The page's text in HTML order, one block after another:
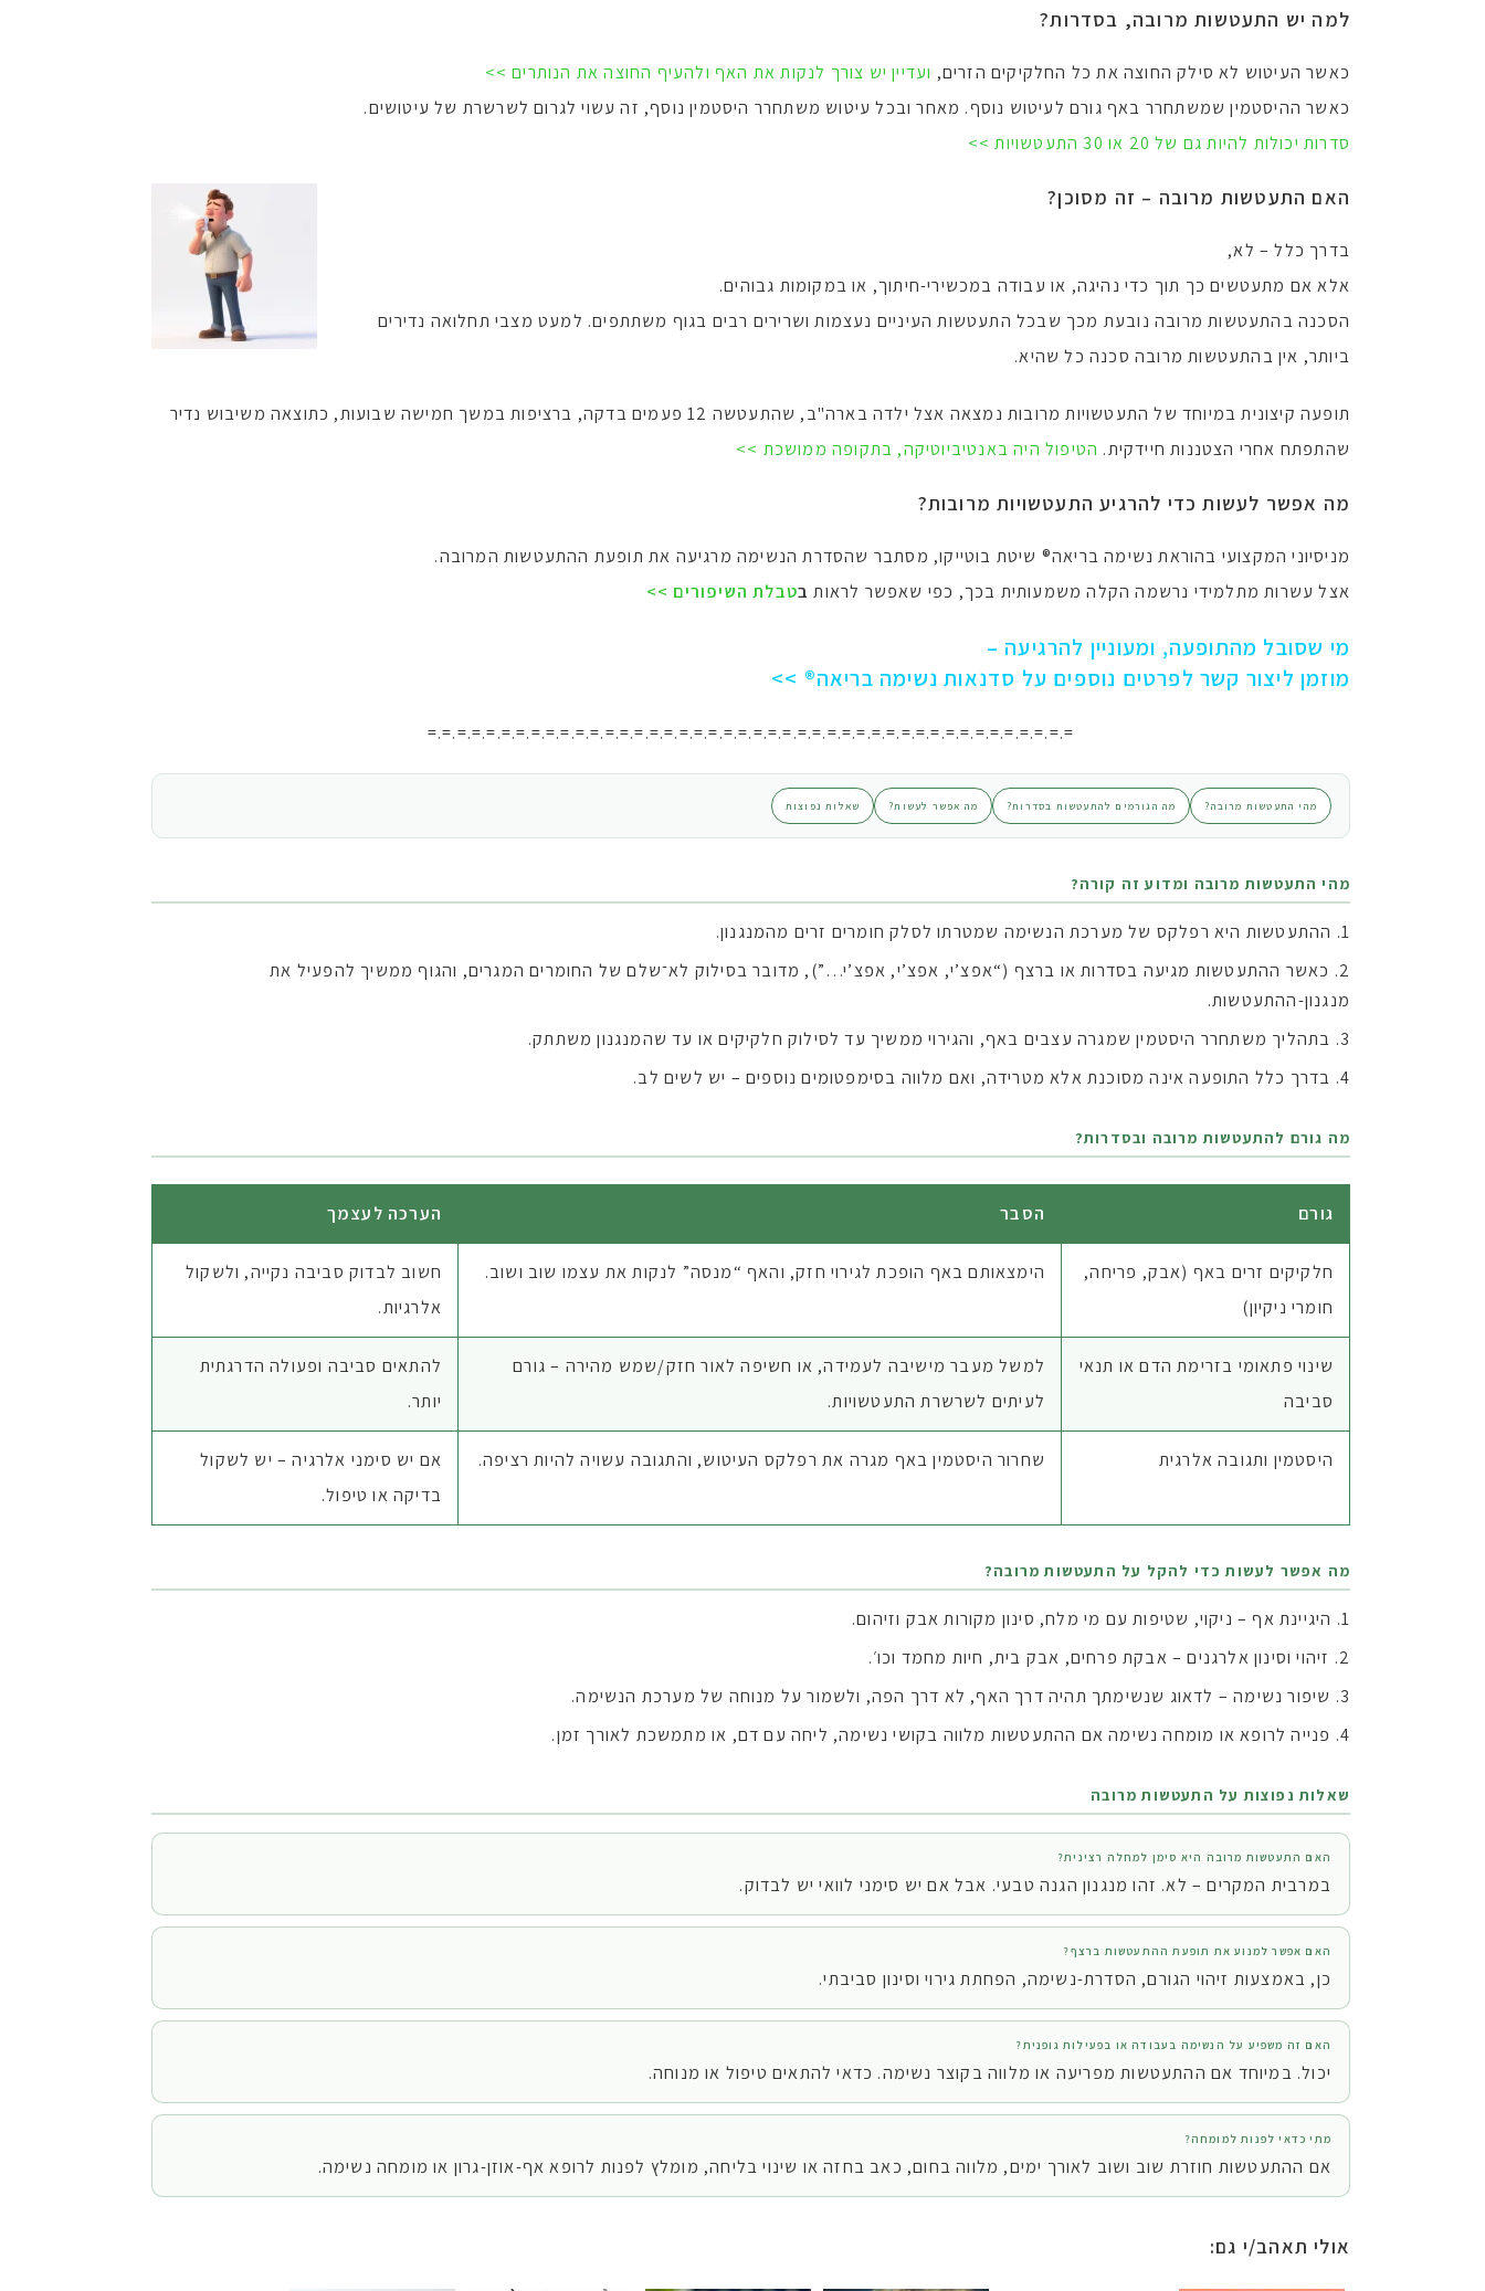
למה יש התעטשות מרובה, בסדרות?
כאשר העיטוש לא סילק החוצה את כל החלקיקים הזרים, ועדיין יש צורך לנקות את האף ולהעיף החוצה את הנותרים >>
כאשר ההיסטמין שמשתחרר באף גורם לעיטוש נוסף. מאחר ובכל עיטוש משתחרר היסטמין נוסף, זה עשוי לגרום לשרשרת של עיטושים.
סדרות יכולות להיות גם של 20 או 30 התעטשויות >>
האם התעטשות מרובה – זה מסוכן?
בדרך כלל – לא,
אלא אם מתעטשים כך תוך כדי נהיגה, או עבודה במכשירי-חיתוך, או במקומות גבוהים.
הסכנה בהתעטשות מרובה נובעת מכך שבכל התעטשות העיניים נעצמות ושרירים רבים בגוף משתתפים. למעט מצבי תחלואה נדירים
ביותר, אין בהתעטשות מרובה סכנה כל שהיא.
תופעה קיצונית במיוחד של התעטשויות מרובות נמצאה אצל ילדה בארה"ב, שהתעטשה 12 פעמים בדקה, ברציפות במשך חמישה שבועות, כתוצאה משיבוש נדיר
שהתפתח אחרי הצטננות חיידקית. הטיפול היה באנטיביוטיקה, בתקופה ממושכת >>
מה אפשר לעשות כדי להרגיע התעטשויות מרובות?
מניסיוני המקצועי בהוראת נשימה בריאה® שיטת בוטייקו, מסתבר שהסדרת הנשימה מרגיעה את תופעת ההתעטשות המרובה.
אצל עשרות מתלמידי נרשמה הקלה משמעותית בכך, כפי שאפשר לראותבטבלת השיפורים >>
מי שסובל מהתופעה, ומעוניין להרגיעה –
מוזמן ליצור קשר לפרטים נוספים על סדנאות נשימה בריאה® >>
=.=.=.=.=.=.=.=.=.=.=.=.=.=.=.=.=.=.=.=.=.=.=.=.=.=.=.=.=.=.=.=.=.=.=.=.=.=.=.=.=.=.=.=
מהי התעטשות מרובה? מה הגורמים להתעטשות בסדרות? מה אפשר לעשות? שאלות נפוצות
מהי התעטשות מרובה ומדוע זה קורה?
ההתעטשות היא רפלקס של מערכת הנשימה שמטרתו לסלק חומרים זרים מהמנגנון.
כאשר ההתעטשות מגיעה בסדרות או ברצף (“אפצ’י, אפצ’י, אפצ’י…”), מדובר בסילוק לא־שלם של החומרים המגרים, והגוף ממשיך להפעיל את
מנגנון-ההתעטשות.
בתהליך משתחרר היסטמין שמגרה עצבים באף, והגירוי ממשיך עד לסילוק חלקיקים או עד שהמנגנון משתתק.
בדרך כלל התופעה אינה מסוכנת אלא מטרידה, ואם מלווה בסימפטומים נוספים – יש לשים לב.
מה גורם להתעטשות מרובה ובסדרות?
גורם הסבר הערכה לעצמך
חלקיקים זרים באף (אבק, פריחה,
חומרי ניקיון)
הימצאותם באף הופכת לגירוי חזק, והאף “מנסה” לנקות את עצמו שוב ושוב.
חשוב לבדוק סביבה נקייה, ולשקול
אלרגיות.
שינוי פתאומי בזרימת הדם או תנאי
סביבה
למשל מעבר מישיבה לעמידה, או חשיפה לאור חזק/שמש מהירה – גורם
לעיתים לשרשרת התעטשויות.
להתאים סביבה ופעולה הדרגתית
יותר.
היסטמין ותגובה אלרגית שחרור היסטמין באף מגרה את רפלקס העיטוש, והתגובה עשויה להיות רציפה.
אם יש סימני אלרגיה – יש לשקול
בדיקה או טיפול.
מה אפשר לעשות כדי להקל על התעטשות מרובה?
היגיינת אף – ניקוי, שטיפות עם מי מלח, סינון מקורות אבק וזיהום.
זיהוי וסינון אלרגנים – אבקת פרחים, אבק בית, חיות מחמד וכו׳.
שיפור נשימה – לדאוג שנשימתך תהיה דרך האף, לא דרך הפה, ולשמור על מנוחה של מערכת הנשימה.
פנייה לרופא או מומחה נשימה אם ההתעטשות מלווה בקושי נשימה, ליחה עם דם, או מתמשכת לאורך זמן.
שאלות נפוצות על התעטשות מרובה
האם התעטשות מרובה היא סימן למחלה רצינית?
במרבית המקרים – לא. זהו מנגנון הגנה טבעי. אבל אם יש סימני לוואי יש לבדוק.
האם אפשר למנוע את תופעת ההתעטשות ברצף?
כן, באמצעות זיהוי הגורם, הסדרת-נשימה, הפחתת גירוי וסינון סביבתי.
האם זה משפיע על הנשימה בעבודה או בפעילות גופנית?
יכול. במיוחד אם ההתעטשות מפריעה או מלווה בקוצר נשימה. כדאי להתאים טיפול או מנוחה.
מתי כדאי לפנות למומחה?
אם ההתעטשות חוזרת שוב ושוב לאורך ימים, מלווה בחום, כאב בחזה או שינוי בליחה, מומלץ לפנות לרופא אף-אוזן-גרון או מומחה נשימה.
אולי תאהב/י גם: